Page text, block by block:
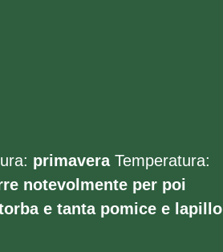
primaveraTemperatura:
notevolmente per poi
e tanta pomice e lapillo